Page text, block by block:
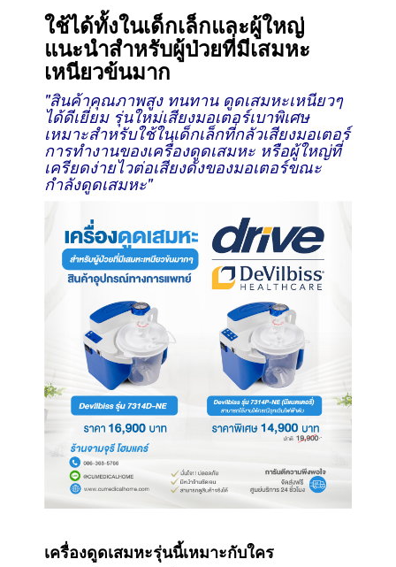
ใช้ได้ทั้งในเด็กเล็กและผู้ใหญ่
แนะนำสำหรับผู้ป่วยที่มีเสมหะ
เหนียวข้นมาก
"สินค้าคุณภาพสูง ทนทาน ดูดเสมหะเหนียวๆ
ได้ดีเยี่ยม รุ่นใหม่เสียงมอเตอร์เบาพิเศษ
เหมาะสำหรับใช้ในเด็กเล็กที่กลัวเสียงมอเตอร์
การทำงานของเครื่องดูดเสมหะ หรือผู้ใหญ่ที่
เครียดง่ายไวต่อเสียงดังของมอเตอร์ขณะ
กำลังดูดเสมหะ"
เครื่องดูดเสมหะรุ่นนี้เหมาะกับใคร